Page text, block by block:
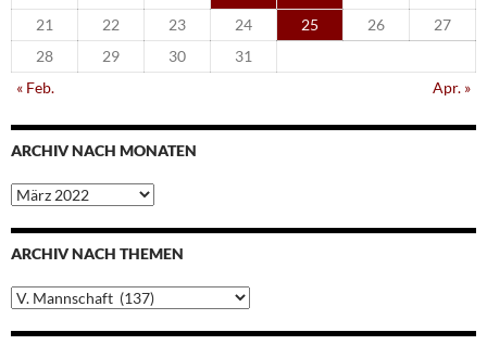
21
22 23 24 25 26
27
28
29 30
31
« Feb.
Apr. »
ARCHIV NACH MONATEN
Archiv
nach
Monaten
ARCHIV NACH THEMEN
Archiv
nach
Themen